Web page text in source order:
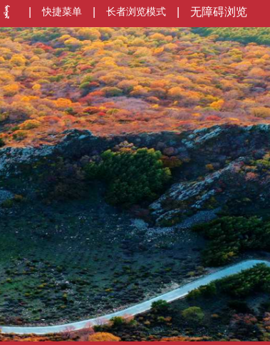
无障碍浏览
长者浏览模式
快捷菜单